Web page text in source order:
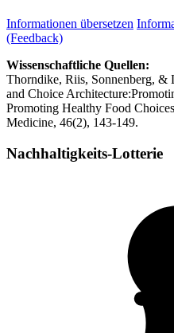
Informationen übersetzen
(Feedback)
Wissenschaftliche Quellen:
Thorndike, Riis, Sonnenberg,
and Choice
Promoting Healthy Food
Medicine, 46(2), 143-149.
Nachhaltigkeits-Lotterie